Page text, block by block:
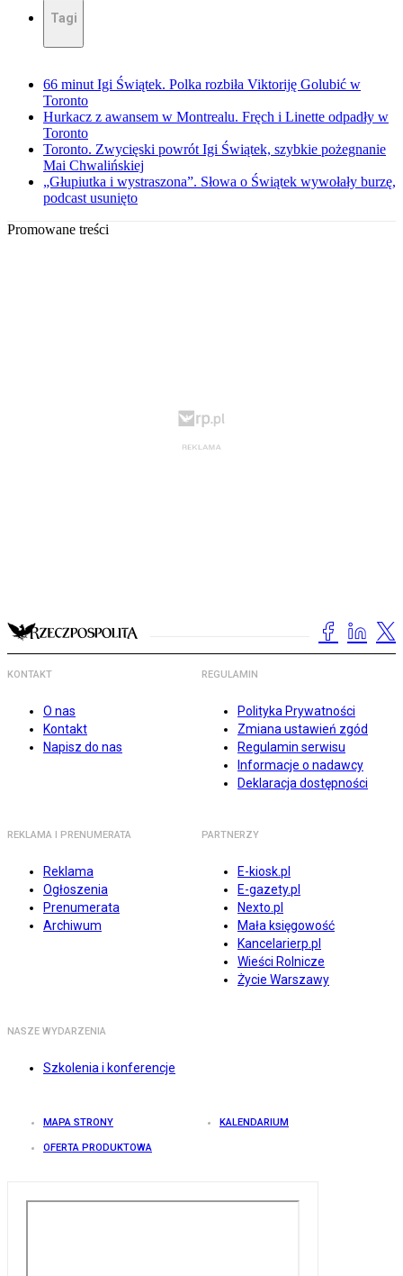
Tagi
66 minut Igi Świątek. Polka rozbiła Viktoriję Golubić w
Toronto
Hurkacz z awansem w Montrealu. Fręch i Linette odpadły w
Toronto
Toronto. Zwycięski powrót Igi Świątek, szybkie pożegnanie
Mai Chwalińskiej
„Głupiutka i wystraszona”. Słowa o Świątek wywołały burzę,
podcast usunięto
Promowane treści
KONTAKT
O nas
Kontakt
Napisz do nas
REGULAMIN
Polityka Prywatności
Zmiana ustawień zgód
Regulamin serwisu
Informacje o nadawcy
Deklaracja dostępności
REKLAMA I PRENUMERATA
Reklama
Ogłoszenia
Prenumerata
Archiwum
PARTNERZY
E-kiosk.pl
E-gazety.pl
Nexto.pl
Mała księgowość
Kancelarierp.pl
Wieści Rolnicze
Życie Warszawy
NASZE WYDARZENIA
Szkolenia i konferencje
MAPA STRONY KALENDARIUM
OFERTA PRODUKTOWA